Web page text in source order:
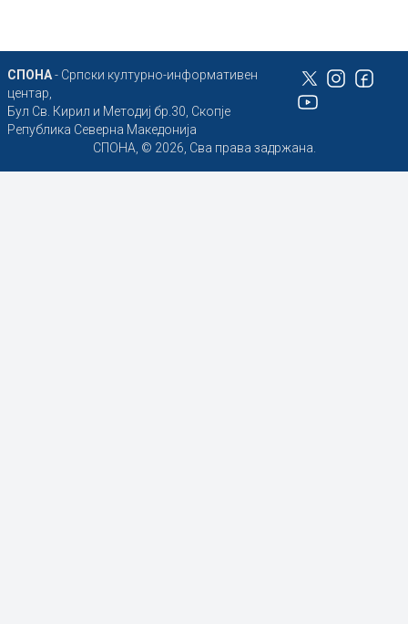
СПОНА- Српски културно-информативен
центар,
Бул Св. Кирил и Методиј бр.30, Скопје
Република Северна Македонија
СПОНА, © 2026, Сва права задржана.